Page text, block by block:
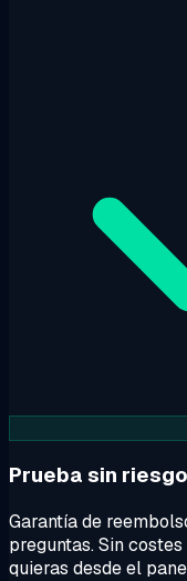
Prueba sin riesgo
Garantía de
preguntas. Sin
quieras desde el